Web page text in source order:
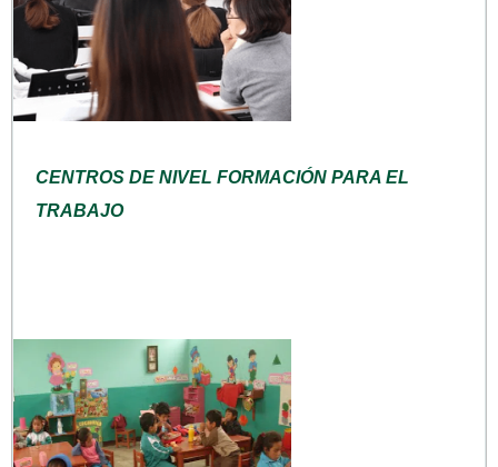
CENTROS DE NIVEL FORMACIÓN PARA EL
TRABAJO